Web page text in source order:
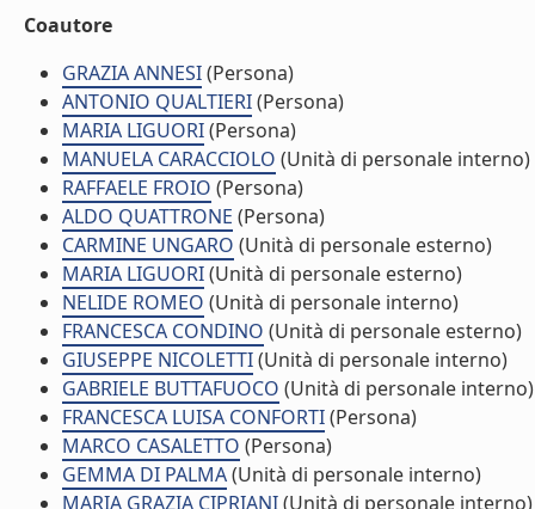
Coautore
GRAZIA ANNESI(Persona)
ANTONIO QUALTIERI(Persona)
MARIA LIGUORI(Persona)
MANUELA CARACCIOLO (Unità di personale interno)
RAFFAELE FROIO (Persona)
ALDO QUATTRONE (Persona)
CARMINE UNGARO (Unità di personale esterno)
MARIA LIGUORI(Unità di personale esterno)
NELIDE ROMEO (Unità di personale interno)
FRANCESCA CONDINO (Unità di personale esterno)
GIUSEPPE NICOLETTI(Unità di personale interno)
GABRIELE BUTTAFUOCO (Unità di personale interno)
FRANCESCA LUISA CONFORTI(Persona)
MARCO CASALETTO (Persona)
GEMMA DI PALMA(Unità di personale interno)
MARIA GRAZIA CIPRIANI(Unità di personale interno)